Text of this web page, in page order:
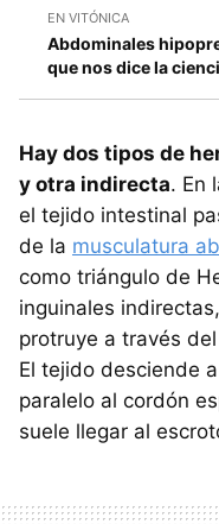
EN VITÓNICA
Abdominales
que nos dice la
Hay dos tipos de
y otra indirecta. En
el tejido intestinal
de la musculatura
como triángulo de
inguinales
protruye a través
El tejido desciende
paralelo al cordón
suele llegar al